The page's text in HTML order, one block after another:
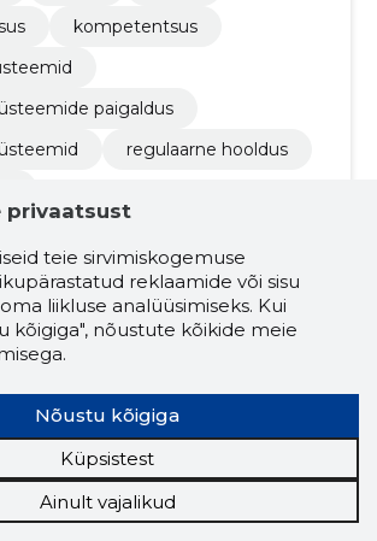
kompetentsus
paigaldus
regulaarne hooldus
Sasi
(s. 12.03.1989)
Osanik
skoorid
privaatsust
teie sirvimiskogemuse
reklaamide või sisu
liikluse analüüsimiseks. Kui
kõigiga", nõustute kõikide meie
Nõustu kõigiga
Küpsistest
Ainult vajalikud